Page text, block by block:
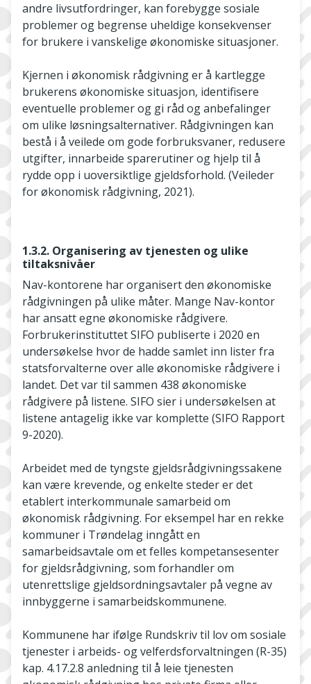
andre livsutfordringer, kan forebygge sosiale
problemer og begrense uheldige konsekvenser
for brukere i vanskelige økonomiske situasjoner.
Kjernen i økonomisk rådgivning er å kartlegge
brukerens økonomiske situasjon, identifisere
eventuelle problemer og gi råd og anbefalinger
om ulike løsningsalternativer. Rådgivningen kan
bestå i å veilede om gode forbruksvaner, redusere
utgifter, innarbeide sparerutiner og hjelp til å
rydde opp i uoversiktlige gjeldsforhold. (Veileder
for økonomisk rådgivning, 2021).
1.3.2. Organisering av tjenesten og ulike
tiltaksnivåer
Nav-kontorene har organisert den økonomiske
rådgivningen på ulike måter. Mange Nav-kontor
har ansatt egne økonomiske rådgivere.
Forbrukerinstituttet SIFO publiserte i 2020 en
undersøkelse hvor de hadde samlet inn lister fra
statsforvalterne over alle økonomiske rådgivere i
landet. Det var til sammen 438 økonomiske
rådgivere på listene. SIFO sier i undersøkelsen at
listene antagelig ikke var komplette (SIFO Rapport
9-2020).
Arbeidet med de tyngste gjeldsrådgivningssakene
kan være krevende, og enkelte steder er det
etablert interkommunale samarbeid om
økonomisk rådgivning. For eksempel har en rekke
kommuner i Trøndelag inngått en
samarbeidsavtale om et felles kompetansesenter
for gjeldsrådgivning, som forhandler om
utenrettslige gjeldsordningsavtaler på vegne av
innbyggerne i samarbeidskommunene.
Kommunene har ifølge Rundskriv til lov om sosiale
tjenester i arbeids- og velferdsforvaltningen (R-35)
kap. 4.17.2.8 anledning til å leie tjenesten